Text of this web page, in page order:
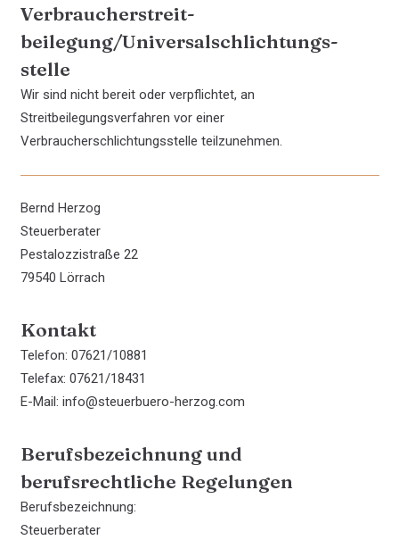
Verbraucher­streit­
beilegung/Universal­schlichtungs­
stelle
Wir sind nicht bereit oder verpflichtet, an
Streitbeilegungsverfahren vor einer
Verbraucherschlichtungsstelle teilzunehmen.
Bernd Herzog
Steuerberater
Pestalozzistraße 22
79540 Lörrach
Kontakt
Telefon: 07621/10881
Telefax: 07621/18431
E-Mail: info@steuerbuero-herzog.com
Berufsbezeichnung und
berufsrechtliche Regelungen
Berufsbezeichnung:
Steuerberater